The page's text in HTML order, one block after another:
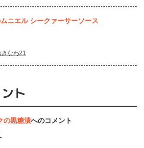
ニエル シークァーサーソース
きなわ21
ト
の黒糖漬へのコメント